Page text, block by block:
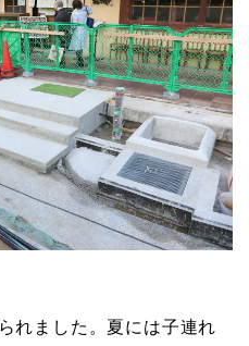
れました。夏には子連れ